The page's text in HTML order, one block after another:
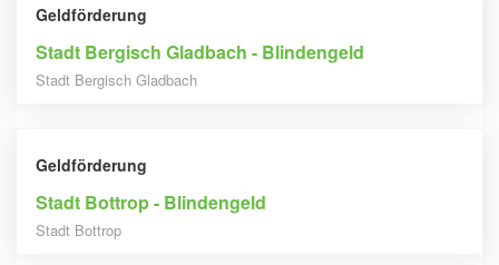
Geldförderung
Stadt Bergisch Gladbach - Blindengeld
Stadt Bergisch Gladbach
Geldförderung
Stadt Bottrop - Blindengeld
Stadt Bottrop